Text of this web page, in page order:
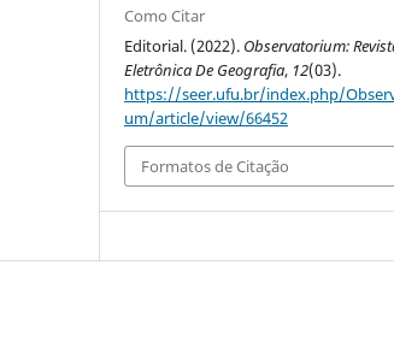
Como Citar
Editorial. (2022). Observatorium:
Eletrônica De Geografia, 12(03).
https://seer.ufu.br/index.php/
um/article/view/66452
Formatos de Citação